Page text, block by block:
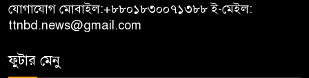
যোগাযোগ মোবাইল:+৮৮০১৮৩০০৭১৩৮৮ই-মেইল:
ttnbd.news@gmail.com
ফুটার মেনু